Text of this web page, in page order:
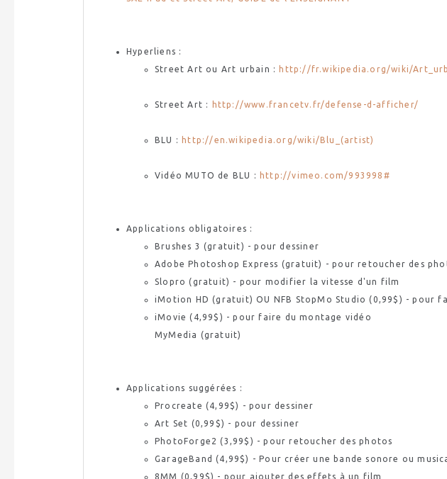
Hyperliens :
Street Art ou Art urbain : http://fr.wikipedia.org/wiki /
Street Art : http://www.francetv.fr/defense-d-afficher/
BLU : http://en.wikipedia.org/wiki /Blu_ (artist)
VidéoMUTO de BLU : http://vimeo.com/993998#
Applications obligatoires :
Brushes 3 (gratuit) - pour dessiner
Adobe Photoshop Express (gratuit) - pour retoucher des
Slopro (gratuit) - pour modifier la vitesse d'un film
iMotion HD (gratuit) OU NFB StopMo Studio (0,99$) - pour
iMovie (4,99$) - pour faire du montage vidéo
MyMedia (gratuit)
Applications suggérées :
Procreate (4,99$) - pour dessiner
Art Set (0,99$) - pour dessiner
PhotoForge2 (3,99$) - pour retoucher des photos
GarageBand (4,99$) - Pour créer une bande sonore ou
8MM (0,99$) - pour ajouter des effets à un film